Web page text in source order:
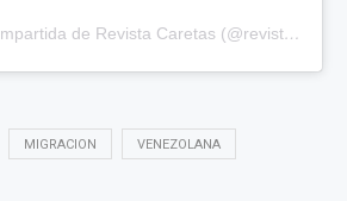
Una publicación compartida de Revista Caretas (@revistacaretas)
MIGRACION VENEZOLANA